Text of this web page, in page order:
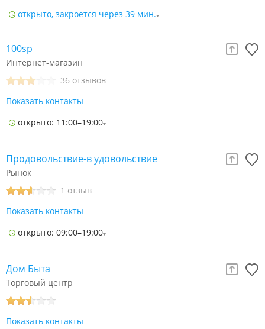
открыто, закроется через 39 мин.
100sp
Интернет-магазин
36 отзывов
Показать контакты
открыто: 11:00–19:00
Продовольствие-в удовольствие
Рынок
1 отзыв
Показать контакты
открыто: 09:00–19:00
Дом Быта
Торговый центр
Показать контакты